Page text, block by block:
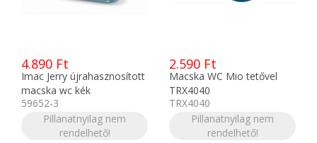
4.890 Ft
Imac Jerry újrahasznosított
macska wc kék
59652-3
Pillanatnyilag nem
rendelhető!
2.590 Ft
Macska WC Mio tetővel
TRX4040
TRX4040
Pillanatnyilag nem
rendelhető!